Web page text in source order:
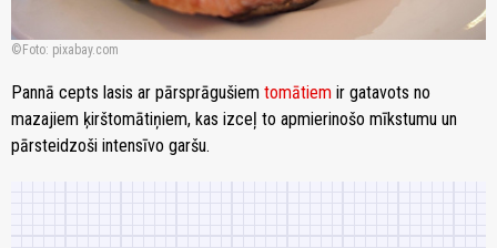
Foto: pixabay.com
Pannā cepts lasis ar pārsprāgušiem tomātiem ir gatavots no
mazajiem ķirštomātiņiem, kas izceļ to apmierinošo mīkstumu un
pārsteidzoši intensīvo garšu.